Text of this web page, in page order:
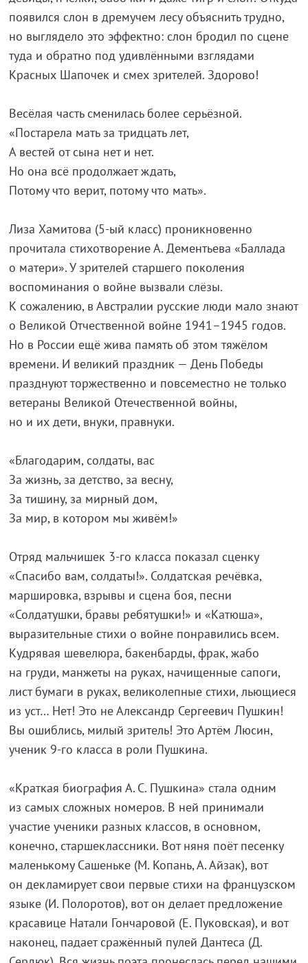
появился слон в дремучем лесу объяснить трудно,
но выглядело это эффектно: слон бродил по сцене
туда и обратно под удивлёнными взглядами
Красных Шапочек и смех зрителей. Здорово!
Весёлая часть сменилась более серьёзной.
«Постарела мать за тридцать лет,
А вестей от сына нет и нет.
Но она всё продолжает ждать,
Потому что верит, потому что мать».
Лиза Хамитова (5-ый класс) проникновенно
прочитала стихотворение А. Дементьева «Баллада
о матери». У зрителей старшего поколения
воспоминания о войне вызвали слёзы.
К сожалению, в Австралии русские люди мало знают
о Великой Отчественной войне 1941–1945 годов.
Но в России ещё жива память об этом тяжёлом
времени. И великий праздник — День Победы
празднуют торжественно и повсеместно не только
ветераны Великой Отечественной войны,
но и их дети, внуки, правнуки.
«Благодарим, солдаты, вас
За жизнь, за детство, за весну,
За тишину, за мирный дом,
За мир, в котором мы живём!»
Отряд мальчишек 3-го класса показал сценку
«Спасибо вам, солдаты!». Солдатская речёвка,
маршировка, взрывы и сцена боя, песни
«Солдатушки, бравы ребятушки!» и «Катюша»,
выразительные стихи о войне понравились всем.
Кудрявая шевелюра, бакенбарды, фрак, жабо
на груди, манжеты на руках, начищенные сапоги,
лист бумаги в руках, великолепные стихи, льющиеся
из уст… Нет! Это не Александр Сергеевич Пушкин!
Вы ошиблись, милый зритель! Это Артём Люсин,
ученик 9-го класса в роли Пушкина.
«Краткая биография А. С. Пушкина» стала одним
из самых сложных номеров. В ней принимали
участие ученики разных классов, в основном,
конечно, старшеклассники. Вот няня поёт песенку
маленькому Сашеньке (М. Копань, А. Айзак), вот
он декламирует свои первые стихи на французском
языке (И. Полоротов), вот он делает предложение
красавице Натали Гончаровой (Е. Пуковская), и вот
наконец, падает сражённый пулей Дантеса (Д.